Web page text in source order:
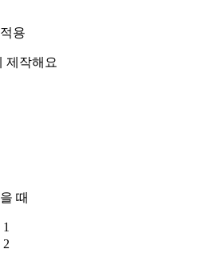
용
제작해요
때